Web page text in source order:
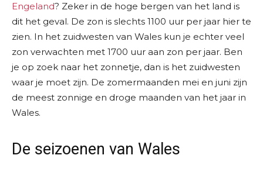
Engeland? Zeker in de hoge bergen van het land is
dit het geval. De zon is slechts 1100 uur per jaar hier te
zien. In het zuidwesten van Wales kun je echter veel
zon verwachten met 1700 uur aan zon per jaar. Ben
je op zoek naar het zonnetje, dan is het zuidwesten
waar je moet zijn. De zomermaanden mei en juni zijn
de meest zonnige en droge maanden van het jaar in
Wales.
De seizoenen van Wales